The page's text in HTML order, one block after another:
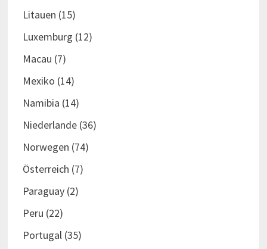
Litauen (15)
Luxemburg (12)
Macau (7)
Mexiko (14)
Namibia (14)
Niederlande(36)
Norwegen (74)
Österreich (7)
Paraguay(2)
Peru (22)
Portugal(35)